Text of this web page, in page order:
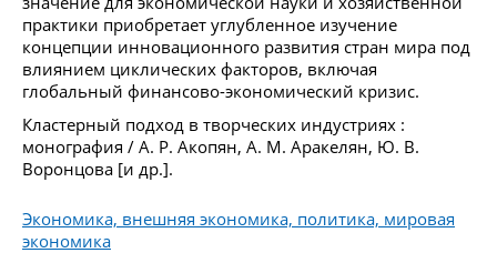
практики приобретает углубленное изучение
концепции инновационного развития стран мира под
влиянием циклических факторов, включая
глобальный финансово-экономический кризис.
Кластерный подход в творческих индустриях :
монография / А. Р. Акопян, А. М. Аракелян, Ю. В.
Воронцова [и др.].
Экономика, внешняя экономика, политика, мировая
экономика